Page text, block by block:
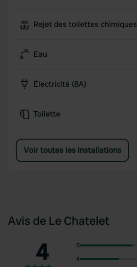
Rejet des toilettes chimiques
Eau
Électricité (8A)
Toilette
Voir toutes les installations
Avis de Le Chatelet
4
5
4